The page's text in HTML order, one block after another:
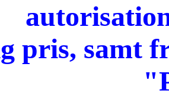
pris, samt